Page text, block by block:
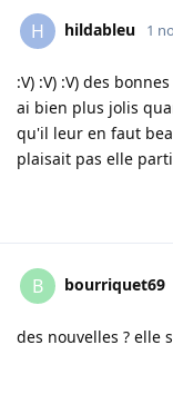
H hildableu 1
:V) :V) :V) des
ai bien plus jolis
qu'il leur en faut
plaisait pas elle
B bourriquet69
des nouvelles ? elle